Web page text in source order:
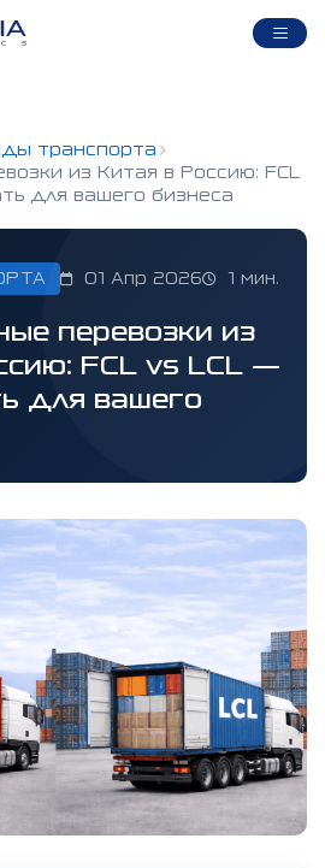
транспорта
из Китая в Россию: FCL
для вашего бизнеса
01 Апр 2026 1 мин.
перевозки из
FCL vs LCL —
для вашего